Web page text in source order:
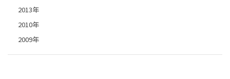
2013年
2010年
2009年